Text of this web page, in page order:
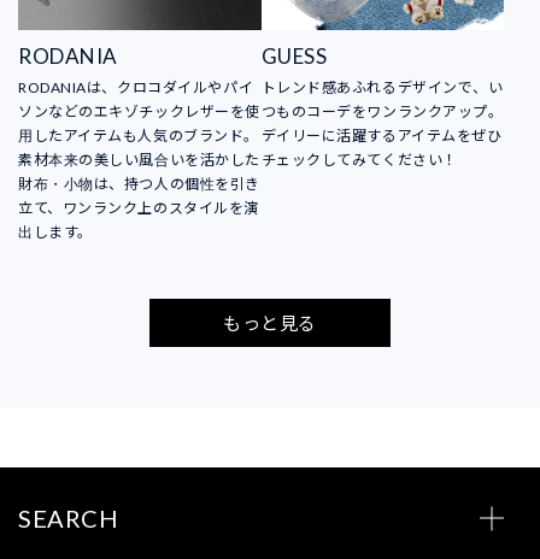
RODANIA
RODANIAは、クロコダイルやパイ
ソンなどのエキゾチックレザーを使
用したアイテムも人気のブランド。
素材本来の美しい風合いを活かした
財布・小物は、持つ人の個性を引き
立て、ワンランク上のスタイルを演
出します。
GUESS
トレンド感あふれるデザインで、い
つものコーデをワンランクアップ。
デイリーに活躍するアイテムをぜひ
チェックしてみてください！
もっと見る
SEARCH